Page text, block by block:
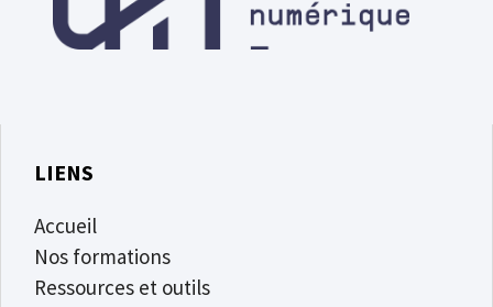
LIENS
Accueil
Nos formations
Ressources et outils